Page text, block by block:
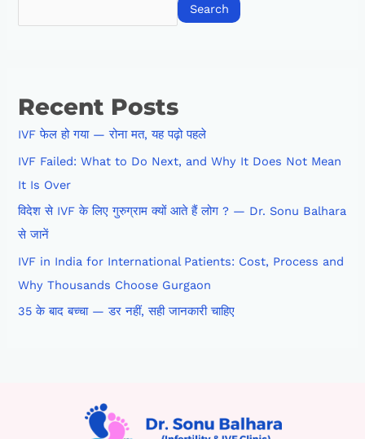
Search
Recent Posts
IVF फेल हो गया — रोना मत, यह पढ़ो पहले
IVF Failed: What to Do Next, and Why It Does Not Mean
It Is Over
विदेश से IVF के लिए गुरुग्राम क्यों आते हैं लोग ? — Dr. Sonu Balhara
से जानें
IVF in India for International Patients: Cost, Process and
Why Thousands Choose Gurgaon
35 के बाद बच्चा — डर नहीं, सही जानकारी चाहिए